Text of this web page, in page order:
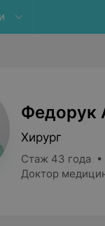
Федорук
Хирург
Стаж 43 года •
Доктор